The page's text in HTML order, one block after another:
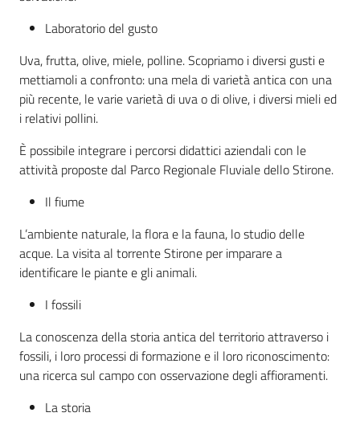
Laboratorio del gusto
Uva, frutta, olive, miele, polline. Scopriamo i diversi gusti e
mettiamoli a confronto: una mela di varietà antica con una
più recente, le varie varietà di uva o di olive, i diversi mieli ed
i relativi pollini.
È possibile integrare i percorsi didattici aziendali con le
attività proposte dal Parco Regionale Fluviale dello Stirone.
Il fiume
L’ambiente naturale, la flora e la fauna, lo studio delle
acque. La visita al torrente Stirone per imparare a
identificare le piante e gli animali.
I fossili
La conoscenza della storia antica del territorio attraverso i
fossili, i loro processi di formazione e il loro riconoscimento:
una ricerca sul campo con osservazione degli affioramenti.
La storia